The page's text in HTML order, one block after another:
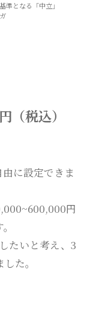
準となる「中立」
（税込）
に設定できま
円
たいと考え、3
た。